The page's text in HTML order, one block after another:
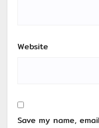
Website
Save my name,